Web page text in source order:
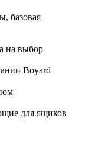
базовая
на выбор
Boyard
для ящиков